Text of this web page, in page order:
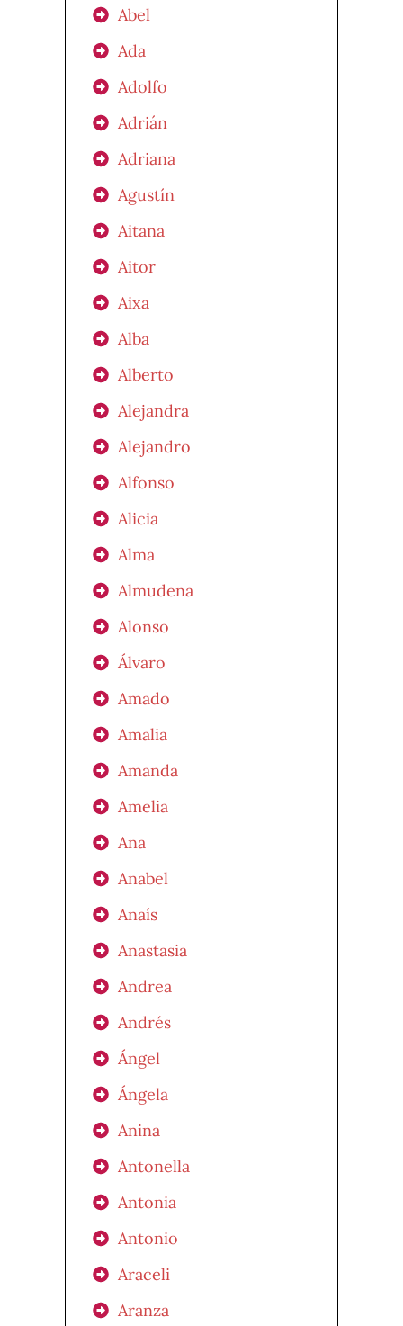
Abel
Ada
Adolfo
Adrián
Adriana
Agustín
Aitana
Aitor
Aixa
Alba
Alberto
Alejandra
Alejandro
Alfonso
Alicia
Alma
Almudena
Alonso
Álvaro
Amado
Amalia
Amanda
Amelia
Ana
Anabel
Anaís
Anastasia
Andrea
Andrés
Ángel
Ángela
Anina
Antonella
Antonia
Antonio
Araceli
Aranza